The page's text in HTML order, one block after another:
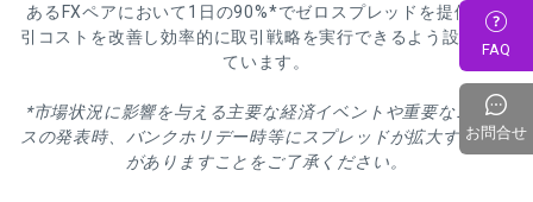
あるFXペアにおいて1日の90%*でゼロスプレッドを提供。取
引コストを改善し効率的に取引戦略を実行できるよう設計され
ています。
*市場状況に影響を与える主要な経済イベントや重要なニュー
スの発表時、バンクホリデー時等にスプレッドが拡大する場合
がありますことをご了承ください。
FAQ
お問合せ